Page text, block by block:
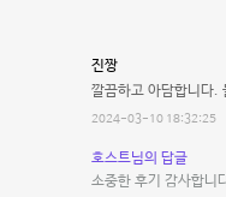
진짱
깔끔하고 아담합니다.
2024-03-10 18:32:25
호스트님의 답글
소중한 후기 감사합